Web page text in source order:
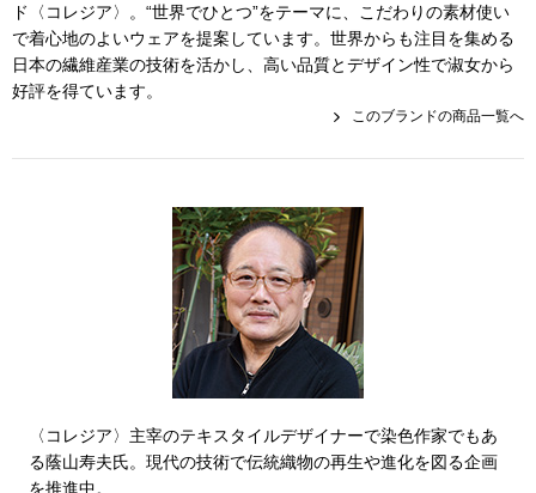
ズ 帽子
ネクタイ
サングラス／
ド〈コレジア〉。“世界でひとつ”をテーマに、こだわりの素材使い
で着心地のよいウェアを提案しています。世界からも注目を集める
日本の繊維産業の技術を活かし、高い品質とデザイン性で淑女から
好評を得ています。
このブランドの商品一覧へ
〈コレジア〉主宰のテキスタイルデザイナーで染色作家でもあ
る蔭山寿夫氏。現代の技術で伝統織物の再生や進化を図る企画
を推進中。